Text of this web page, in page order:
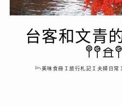
台客和文青
𓆸美味食冊Ｉ旅行札記Ｉ夫婦日